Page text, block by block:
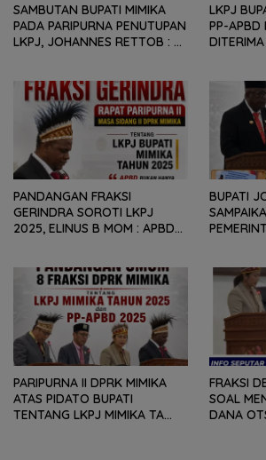
SAMBUTAN BUPATI MIMIKA
PADA PARIPURNA PENUTUPAN
LKPJ, JOHANNES RETTOB :
PENURUNAN FISKAL DAERAH
LKPJ
PP-APBD
KEPADA
PANDANGAN FRAKSI
GERINDRA SOROTI LKPJ
2025, ELINUS B MOM : APBD
TETAPI SEJAUH MANA
MAMPU MENJAWAB
KEBUTUHAN MASYARAKAT
BUPATI
DAN
TAHUN
PARIPURNA II DPRK MIMIKA
ATAS PIDATO BUPATI
TENTANG LKPJ MIMIKA TA
FRAKSI
SOAL
DANA